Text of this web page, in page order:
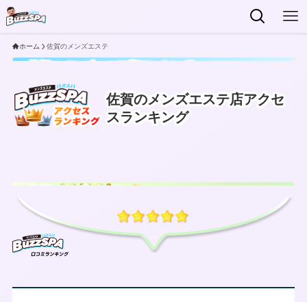
ホーム 佐賀のメンズエステ
佐賀のメンズエステ店アクセ
スランキング
口コミ調査で高評価な
人気おすすめランキング10選！